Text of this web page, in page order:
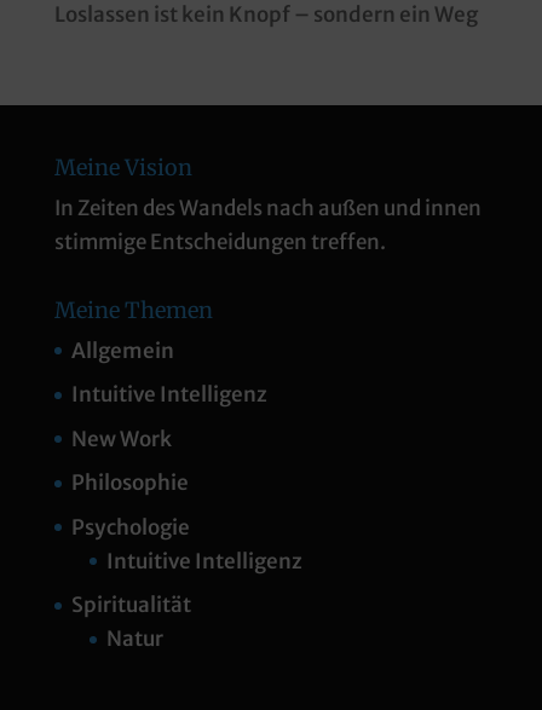
Loslassen ist kein Knopf – sondern ein Weg
Meine Vision
In Zeiten des Wandels nach außen und innen
stimmige Entscheidungen treffen.
Meine Themen
Allgemein
Intuitive Intelligenz
New Work
Philosophie
Psychologie
Intuitive Intelligenz
Spiritualität
Natur